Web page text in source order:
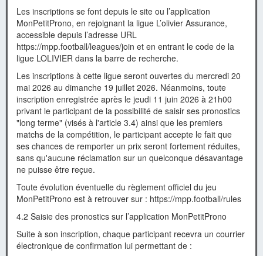
Les inscriptions se font depuis le site ou l’application
MonPetitProno, en rejoignant la ligue L’olivier Assurance,
accessible depuis l’adresse URL
https://mpp.football/leagues/join et en entrant le code de la
ligue LOLIVIER dans la barre de recherche.
Les inscriptions à cette ligue seront ouvertes du mercredi 20
mai 2026 au dimanche 19 juillet 2026. Néanmoins, toute
inscription enregistrée après le jeudi 11 juin 2026 à 21h00
privant le participant de la possibilité de saisir ses pronostics
"long terme" (visés à l'article 3.4) ainsi que les premiers
matchs de la compétition, le participant accepte le fait que
ses chances de remporter un prix seront fortement réduites,
sans qu'aucune réclamation sur un quelconque désavantage
ne puisse être reçue.
Toute évolution éventuelle du règlement officiel du jeu
MonPetitProno est à retrouver sur : https://mpp.football/rules
4.2 Saisie des pronostics sur l’application MonPetitProno
Suite à son inscription, chaque participant recevra un courrier
électronique de confirmation lui permettant de :